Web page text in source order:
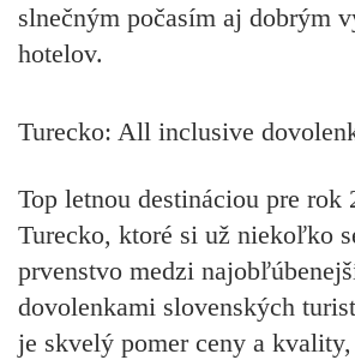
slnečným počasím aj dobrým
hotelov.
Turecko: All inclusive
Top letnou destináciou pre rok
Turecko, ktoré si už niekoľko
prvenstvo medzi
dovolenkami slovenských
je skvelý pomer ceny a